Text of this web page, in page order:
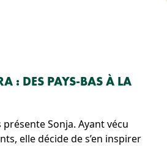
: DES PAYS-BAS À LA
Sonja. Ayant vécu
elle décide de s’en inspirer